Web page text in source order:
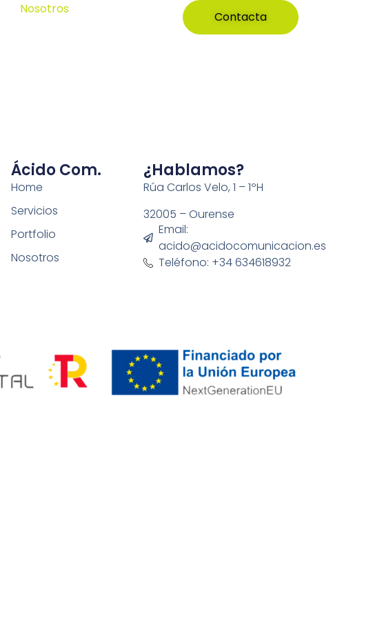
Nosotros
Contacta
Ácido Com.
Home
Servicios
Portfolio
Nosotros
¿Hablamos?
Rúa Carlos Velo, 1 – 1ºH
32005 – Ourense
Email:
acido@acidocomunicacion.es
Teléfono: +34 634618932